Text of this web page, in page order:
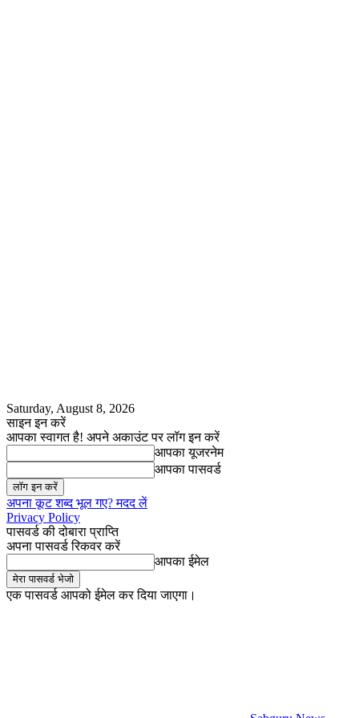
Saturday, August 8, 2026
साइन इन करें
आपका स्वागत है! अपने अकाउंट पर लॉग इन करें
आपका यूजरनेम
आपका पासवर्ड
अपना कूट शब्द भूल गए? मदद लें
Privacy Policy
पासवर्ड की दोबारा प्राप्ति
अपना पासवर्ड रिकवर करें
आपका ईमेल
एक पासवर्ड आपको ईमेल कर दिया जाएगा।